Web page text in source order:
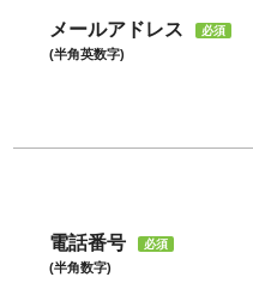
メールアドレス
(半角英数字)
必須
電話番号
(半角数字)
必須